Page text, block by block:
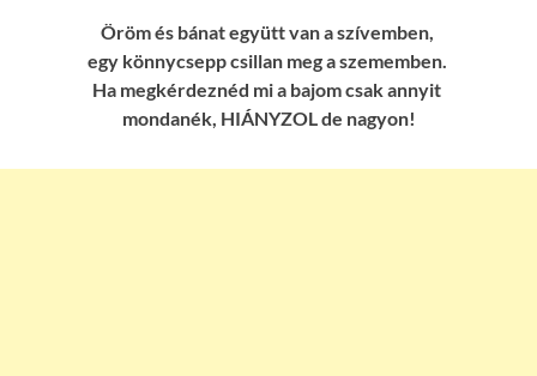
Öröm és bánat együtt van a szívemben,
egy könnycsepp csillan meg a szememben.
Ha megkérdeznéd mi a bajom csak annyit
mondanék, HIÁNYZOL de nagyon!